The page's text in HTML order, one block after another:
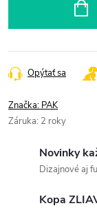
Opýtať sa
Značka: PAK
Záruka: 2 roky
Novinky
Dizajnové aj
Kopa